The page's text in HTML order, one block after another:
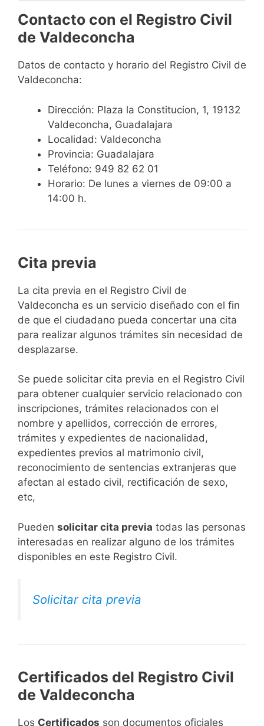
Contacto con el Registro Civil
de Valdeconcha
Datos de contacto y horario del Registro Civil de
Valdeconcha:
Dirección: Plaza la Constitucion, 1, 19132
Valdeconcha, Guadalajara
Localidad: Valdeconcha
Provincia: Guadalajara
Teléfono: 949 82 62 01
Horario: De lunes a viernes de 09:00 a
14:00 h.
Cita previa
​​​​​​​​​​​​​​​​​​​​​​​​​​​​La cita previa en el Registro Civil de
Valdeconcha es un servicio diseñado con el fin
de que el ciudadano pueda concertar una cita
para realizar algunos trámites sin necesidad de
desplazarse.​
Se puede solicitar cita previa en el Registro Civil
para obtener cualquier servicio relacionado con
inscripciones, trámites relacionados con el
nombre y apellidos, corrección de errores,
trámites y expedientes de nacionalidad,
expedientes previos al matrimonio civil,
reconocimiento de sentencias extranjeras que
afectan al estado civil, rectificación de sexo,
etc,
​Pueden solicitar cita previa todas las personas
interesadas en realizar alguno de los trámites
disponibles en este Registro Civil.​
Solicitar cita previa
Certificados del Registro Civil
de Valdeconcha
Los Certificados son documentos oficiales